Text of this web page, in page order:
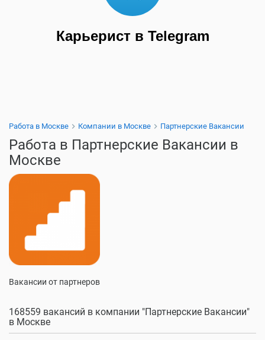
Карьерист в Telegram
Работа в Москве Компании в Москве Партнерские Вакансии
Работа в Партнерские Вакансии в
Москве
Вакансии от партнеров
168559 вакансий в компании "Партнерские Вакансии"
в Москве